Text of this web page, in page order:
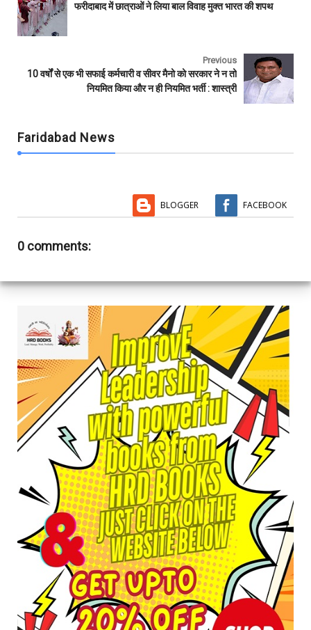
b
o
o
k
t
s
l
l
e
फरीदाबाद में छात्राओं ने लिया बाल विवाह मुक्त भारत की शपथ
Previous
10 वर्षों से एक भी सफाई कर्मचारी व सीवर मैनो को सरकार ने न तो
नियमित किया और न ही नियमित भर्ती : शास्त्री
Faridabad News
BLOGGER FACEBOOK
0 comments: